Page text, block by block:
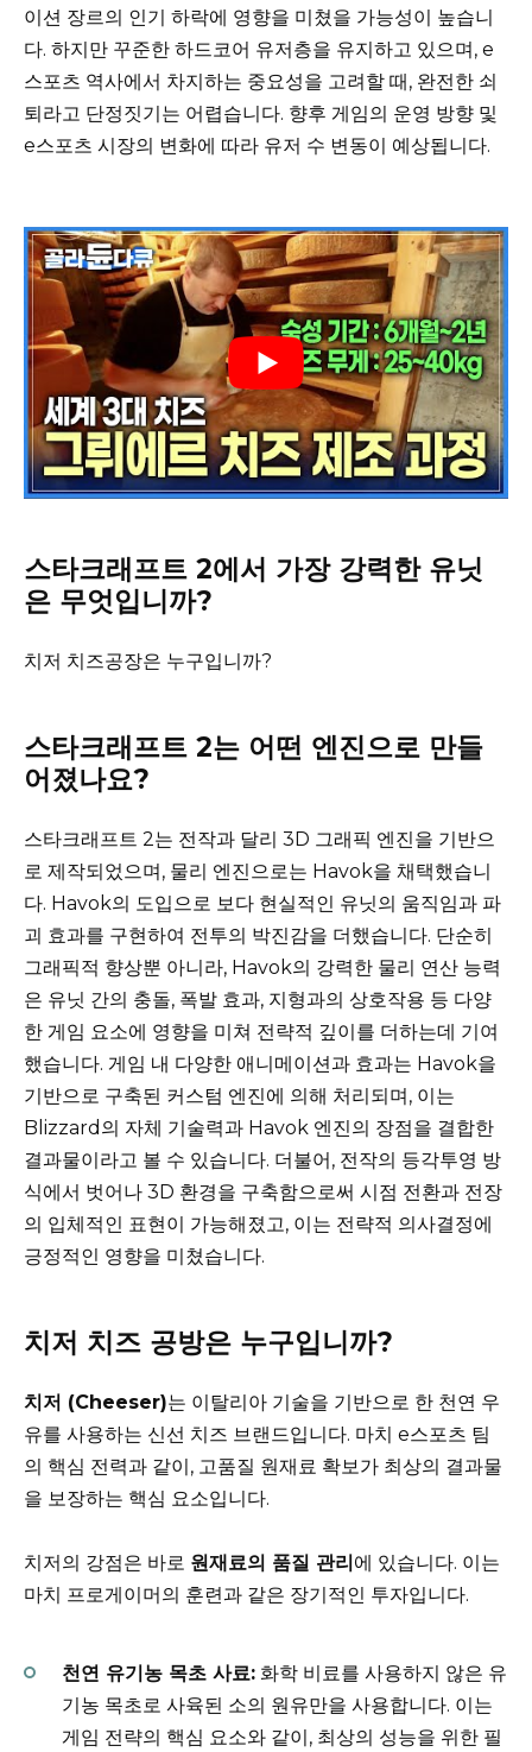
이션 장르의 인기 하락에 영향을 미쳤을 가능성이 높습니
다. 하지만 꾸준한 하드코어 유저층을 유지하고 있으며, e
스포츠 역사에서 차지하는 중요성을 고려할 때, 완전한 쇠
퇴라고 단정짓기는 어렵습니다. 향후 게임의 운영 방향 및
e스포츠 시장의 변화에 따라 유저 수 변동이 예상됩니다.
스타크래프트 2에서 가장 강력한 유닛
은 무엇입니까?
치저 치즈공장은 누구입니까?
스타크래프트 2는 어떤 엔진으로 만들
어졌나요?
스타크래프트 2는 전작과 달리 3D 그래픽 엔진을 기반으
로 제작되었으며, 물리 엔진으로는 Havok을 채택했습니
다. Havok의 도입으로 보다 현실적인 유닛의 움직임과 파
괴 효과를 구현하여 전투의 박진감을 더했습니다. 단순히
그래픽적 향상뿐 아니라, Havok의 강력한 물리 연산 능력
은 유닛 간의 충돌, 폭발 효과, 지형과의 상호작용 등 다양
한 게임 요소에 영향을 미쳐 전략적 깊이를 더하는데 기여
했습니다. 게임 내 다양한 애니메이션과 효과는 Havok을
기반으로 구축된 커스텀 엔진에 의해 처리되며, 이는
Blizzard의 자체 기술력과 Havok 엔진의 장점을 결합한
결과물이라고 볼 수 있습니다. 더불어, 전작의 등각투영 방
식에서 벗어나 3D 환경을 구축함으로써 시점 전환과 전장
의 입체적인 표현이 가능해졌고, 이는 전략적 의사결정에
긍정적인 영향을 미쳤습니다.
치저 치즈 공방은 누구입니까?
치저 (Cheeser)는 이탈리아 기술을 기반으로 한 천연 우
유를 사용하는 신선 치즈 브랜드입니다. 마치 e스포츠 팀
의 핵심 전력과 같이, 고품질 원재료 확보가 최상의 결과물
을 보장하는 핵심 요소입니다.
치저의 강점은 바로 원재료의 품질 관리 에 있습니다. 이는
마치 프로게이머의 훈련과 같은 장기적인 투자입니다.
천연 유기농 목초 사료: 화학 비료를 사용하지 않은 유
기농 목초로 사육된 소의 원유만을 사용합니다. 이는
게임 전략의 핵심 요소와 같이, 최상의 성능을 위한 필